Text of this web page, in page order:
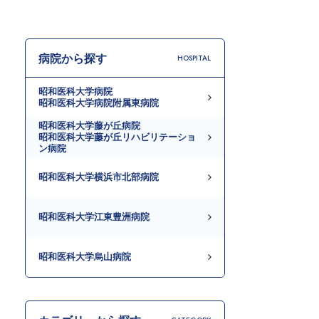
病院から探す HOSPITAL
昭和医科大学病院
昭和医科大学病院附属東病院
昭和医科大学藤が丘病院
昭和医科大学藤が丘リハビリテーショ
ン病院
昭和医科大学横浜市北部病院
昭和医科大学江東豊洲病院
昭和医科大学烏山病院